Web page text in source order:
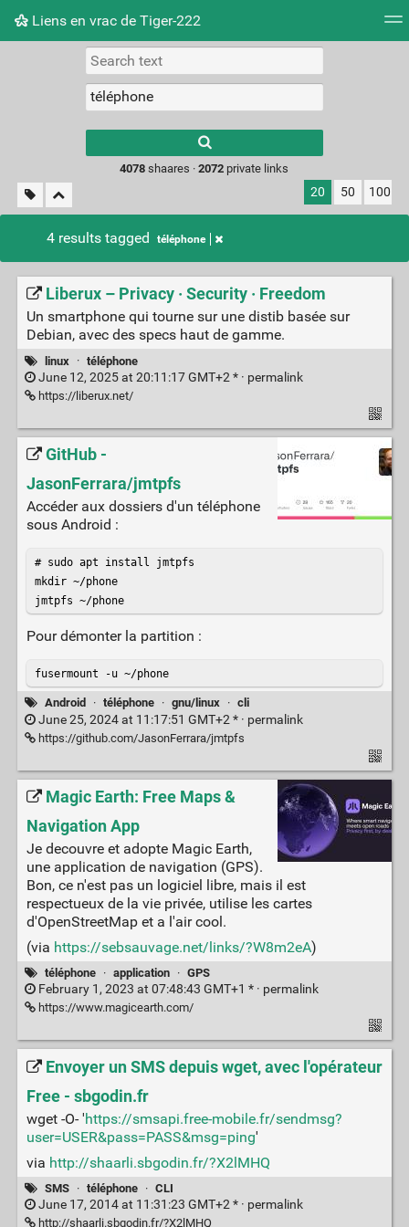
Liens en vrac de Tiger-222
Picture wall
results.
4078 shaares ·2072 private links
20 50 100
4 results tagged téléphone
Liberux – Privacy · Security · Freedom
Un smartphone qui tourne sur une distib basée sur
Debian, avec des specs haut de gamme.
linux · téléphone
June 12, 2025 at 20:11:17 GMT+2 * · permalink
https://liberux.net/
GitHub -
JasonFerrara/jmtpfs
Accéder aux dossiers d'un téléphone
sous Android :
# sudo apt install jmtpfs
mkdir ~/phone
jmtpfs ~/phone
Pour démonter la partition :
fusermount -u ~/phone
Android · téléphone · gnu/linux · cli
June 25, 2024 at 11:17:51 GMT+2 * · permalink
https://github.com/JasonFerrara/jmtpfs
Magic Earth: Free Maps &
Navigation App
Je decouvre et adopte Magic Earth,
une application de navigation (GPS).
Bon, ce n'est pas un logiciel libre, mais il est
respectueux de la vie privée, utilise les cartes
d'OpenStreetMap et a l'air cool.
(via https://sebsauvage.net/links/?W8m2eA)
téléphone · application · GPS
February 1, 2023 at 07:48:43 GMT+1 * · permalink
https://www.magicearth.com/
Envoyer un SMS depuis wget, avec l'opérateur
Free - sbgodin.fr
wget -O- 'https://smsapi.free-mobile.fr/sendmsg?
user=USER&pass=PASS&msg=ping'
via http://shaarli.sbgodin.fr/?X2lMHQ
SMS · téléphone · CLI
June 17, 2014 at 11:31:23 GMT+2 * · permalink
http://shaarli.sbgodin.fr/?X2lMHQ